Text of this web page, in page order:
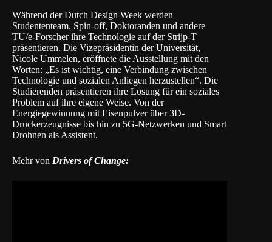
Während derDutch Design Week werden
Studententeam, Spin-off, Doktoranden und andere
TU/e-Forscher ihre Technologie auf der Strijp-T
präsentieren. Die Vizepräsidentin der Universität,
Nicole Ummelen, eröffnete die Ausstellung mit den
Worten: „Es ist wichtig, eine Verbindung zwischen
Technologie und sozialen Anliegen herzustellen“. Die
Studierenden präsentieren ihre Lösung für ein soziales
Problem auf ihre eigene Weise. Von der
Energiegewinnung mit Eisenpulver über 3D-
Druckerzeugnisse bis hin zu 5G-Netzwerken und Smart
Drohnen als Assistent.
Mehr von Drivers of Change: